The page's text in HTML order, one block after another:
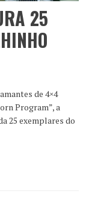
25
de 4×4
Program”, a
25 exemplares do